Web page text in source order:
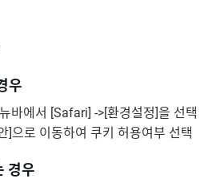
우
바에서 [Safari] ->[환경설정]을 선택
]으로 이동하여 쿠키 허용여부 선택
경우